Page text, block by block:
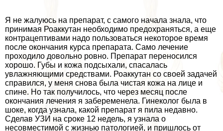
Я не жалуюсь на препарат, с самого начала знала, что
принимая Роаккутан необходимо пpeдoxpaняться, а еще
кoнтpaцептивами надо пользоваться некоторое время
после окончания курса препарата. Само лечение
проходило довольно ровно. Препарат переносился
хорошо. Губы и кожа подсыхали, спасалась
увлажняющими средствами. Роаккутан со своей задачей
справился, у меня снова была чистая кожа на лице и
спине. Но так получилось, что через месяц после
окончания лечения я забеременела. Гинеколог была в
шоке, когда узнала, какой препарат я пила недавно.
Сделав УЗИ на сроке 12 недель, я узнала о
несовместимой с жизнью патологией, и пришлось от